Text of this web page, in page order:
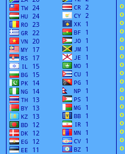
o
o
o
o
o
o
o
o
o
o
o
o
o
o
o
o
o
o